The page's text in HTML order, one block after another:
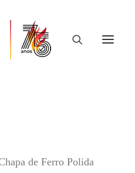
Tropeiro
de Ferro Polida